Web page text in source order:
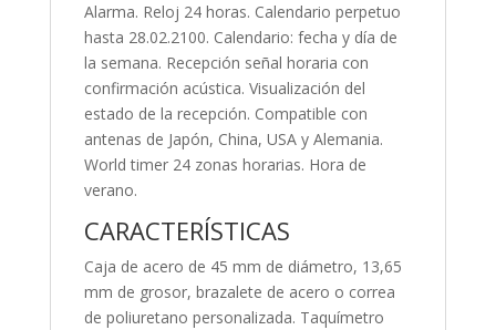
Alarma. Reloj 24 horas. Calendario perpetuo
hasta 28.02.2100. Calendario: fecha y día de
la semana. Recepción señal horaria con
confirmación acústica. Visualización del
estado de la recepción. Compatible con
antenas de Japón, China, USA y Alemania.
World timer 24 zonas horarias. Hora de
verano.
CARACTERÍSTICAS
Caja de acero de 45 mm de diámetro, 13,65
mm de grosor, brazalete de acero o correa
de poliuretano personalizada. Taquímetro